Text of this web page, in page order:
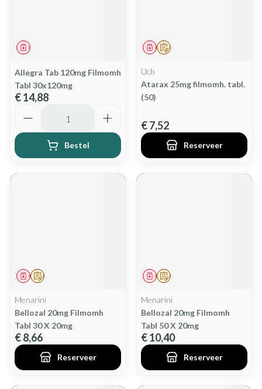
Geneesmiddel
Allegra Tab 120mg Filmomh
Tabl 30x120mg
€ 14,88
Bestel
Op voorschrift
Geneesmiddel
Ucb
Atarax 25mg filmomh. tabl.
(50)
€ 7,52
Reserveer
Op voorschrift
Geneesmiddel
Menarini
Bellozal 20mg Filmomh
Tabl 30 X 20mg
€ 8,66
Reserveer
Op voorschrift
Geneesmiddel
Menarini
Bellozal 20mg Filmomh
Tabl 50 X 20mg
€ 10,40
Reserveer